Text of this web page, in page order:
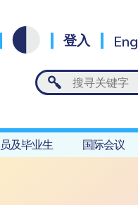
登入 Eng
及毕业生 国际会议